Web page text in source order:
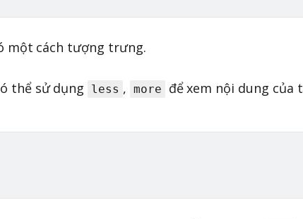
một cách tượng trưng.
thể sử dụng less , more
để xem nội dung của